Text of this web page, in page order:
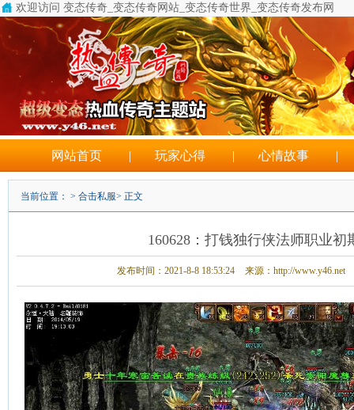
欢迎访问 变态传奇_变态传奇网站_变态传奇世界_变态传奇发布网
怎么找制作
网站首页 | 玩家心得 | 心情故事 |
当前位置： > 合击私服> 正文
160628：打钱独行侠法师职业初
发布时间：2021-8-8 18:53:24 来源：http://www.y46.net